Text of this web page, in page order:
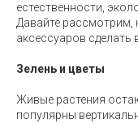
естественности,
Давайте
аксессуаров
Зелень и цветы
Живые растения
популярны